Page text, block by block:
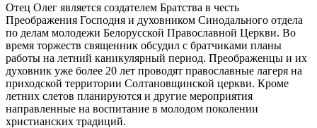
Отец Олег является создателем Братства в честь
Преображения Господня и духовником Синодального отдела
по делам молодежи Белорусской Православной Церкви. Во
время торжеств священник обсудил с братчиками планы
работы на летний каникулярный период. Преображенцы и их
духовник уже более 20 лет проводят православные лагеря на
приходской территории Солтановщинской церкви. Кроме
летних слетов планируются и другие мероприятия
направленные на воспитание в молодом поколении
христианских традиций.